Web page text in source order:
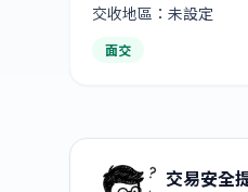
交收地區：未設定
面交
交易安全